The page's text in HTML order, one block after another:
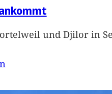
und Djilor in